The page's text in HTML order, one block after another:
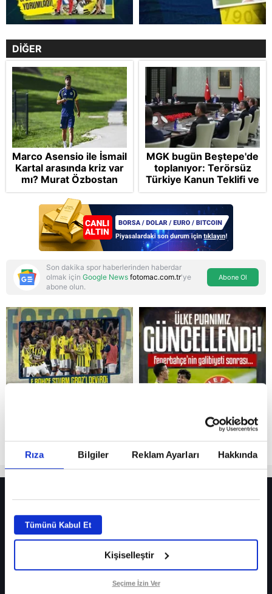
Rıza Bilgiler Reklam Ayarları Hakkında
Tümünü Kabul Et
Kişiselleştir
Seçime İzin Ver
Reddet
DİĞER
Marco Asensio ile İsmail
Kartal arasında kriz var
mı? Murat Özbostan
analiz etti: Egoları da
yönetmelisiniz
MGK bugün Beştepe'de
toplanıyor: Terörsüz
Türkiye Kanun Teklifi ve
bölgesel güvenlik
başlıkları masada
Son dakika spor haberlerinden haberdar
olmak için Google News fotomac.com.tr'ye
abone olun.
Abone Ol
Fenerbahçe’de sürpriz ayrılık ihtimali! Devre arasında gelmişti
Fenerbahçe’nin yeni transferi Mason Greenwood için olay sözler!
Galatasaray’da rota yeniden Thiago Almada!